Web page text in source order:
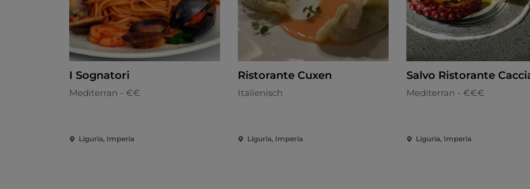
I Sognatori
Mediterran - €€
Liguria, Imperia
Ristorante Cuxen
Italienisch
Liguria, Imperia
Salvo Ristorante
Mediterran - €€€
Liguria, Imperia